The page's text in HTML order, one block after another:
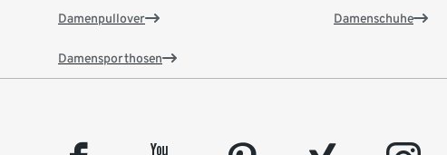
Damenpullover
Damensporthosen
Damenschuhe